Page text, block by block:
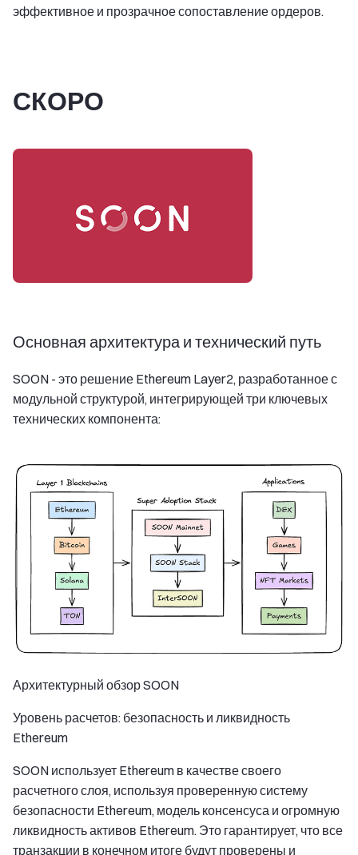
эффективное и прозрачное сопоставление ордеров.
СКОРО
Основная архитектура и технический путь
SOON - это решение Ethereum Layer2, разработанное с
модульной структурой, интегрирующей три ключевых
технических компонента:
Архитектурный обзор SOON
Уровень расчетов: безопасность и ликвидность
Ethereum
SOON использует Ethereum в качестве своего
расчетного слоя, используя проверенную систему
безопасности Ethereum, модель консенсуса и огромную
ликвидность активов Ethereum. Это гарантирует, что все
транзакции в конечном итоге будут проверены и